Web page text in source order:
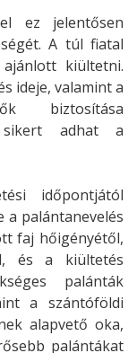
ez jelentősen
A túl fiatal
kiültetni.
ideje, valamint a
biztosítása
adhat a
időpontjától
a palántanevelés
faj hőigényétől,
és a kiültetés
palánták
a szántóföldi
alapvető oka,
palántákat